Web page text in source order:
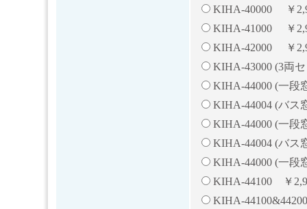
KIHA-40000 ￥
KIHA-41000 ￥
KIHA-42000 ￥
KIHA-43000 (3
KIHA-44000 (一
KIHA-44004 (バ
KIHA-44000 (一
KIHA-44004 (バ
KIHA-44000 (一段
KIHA-44100 ￥
KIHA-